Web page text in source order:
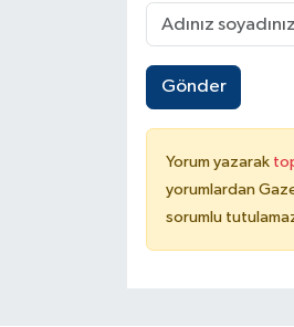
Gönder
Yorum yazarak
yorumlardan
sorumlu